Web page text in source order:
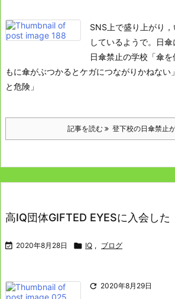
SNS上で盛り上がり
しているようで。
日
日傘禁止の学校 「傘
もに傘がぶつかるとケガにつながりかねない」
と危険」
記事を読む 登下校の日傘禁止
高IQ団体GIFTED EYESに入会した
 2020年8月28日  IQ , ブログ
 2020年8月29日